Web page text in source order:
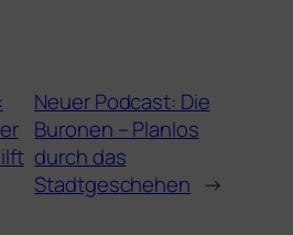
Neuer Podcast: Die
Buronen – Planlos
durch das
Stadtgeschehen →